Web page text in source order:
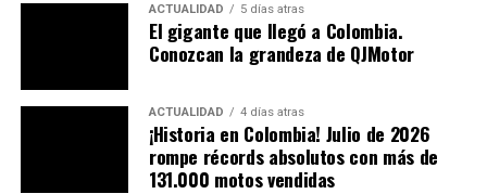
reflejos para conquistar el aire.
¡Así será la nueva moto Kawasaki Ninja
300 2026! Regresa evolucionada y moderna
Les dejamos el siguiente video propio como
ACTUALIDAD 5 días atras
El gigante que llegó a Colombia.
Conozcan la grandeza de QJMotor
ACTUALIDAD 4 días atras
¡Historia en Colombia! Julio de 2026
rompe récords absolutos con más de
131.000 motos vendidas